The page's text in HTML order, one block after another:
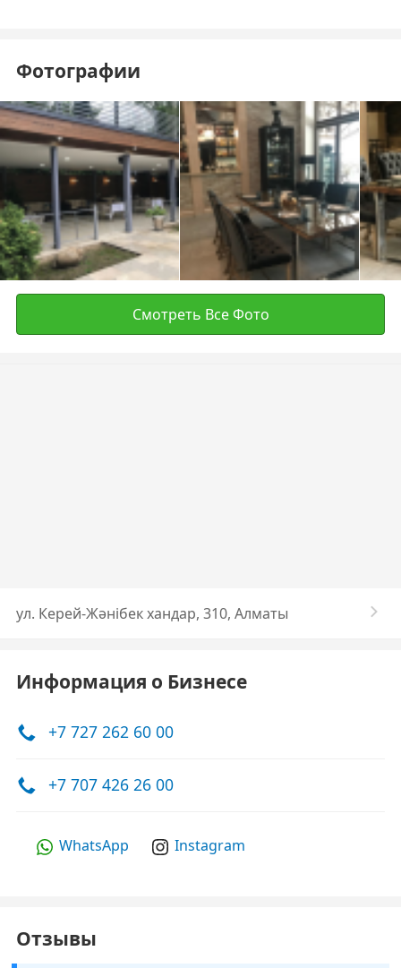
Фотографии
Смотреть Все Фото
​ул. Керей-Жәнібек хандар, 310, Алматы
Информация о Бизнесе
+7 727 262 60 00
+7 707 426 26 00
WhatsApp Instagram
Отзывы